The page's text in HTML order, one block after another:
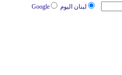
لبنان اليوم Google